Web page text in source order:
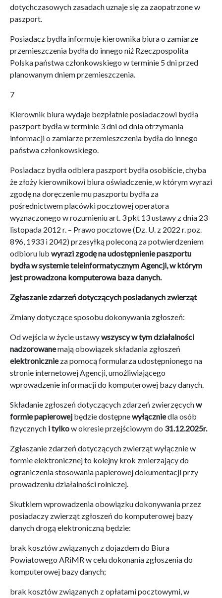
dotychczasowych zasadach uznaje się za zaopatrzone w
paszport.
Posiadacz bydła informuje kierownika biura o zamiarze
przemieszczenia bydła do innego niż Rzeczpospolita
Polska państwa członkowskiego w terminie 5 dni przed
planowanym dniem przemieszczenia.
7
Kierownik biura wydaje bezpłatnie posiadaczowi bydła
paszport bydła w terminie 3 dni od dnia otrzymania
informacji o zamiarze przemieszczenia bydła do innego
państwa członkowskiego.
Posiadacz bydła odbiera paszport bydła osobiście, chyba
że złoży kierownikowi biura oświadczenie, w którym wyrazi
zgodę na doręczenie mu paszportu bydła za
pośrednictwem placówki pocztowej operatora
wyznaczonego w rozumieniu art. 3 pkt 13 ustawy z dnia 23
listopada 2012 r. – Prawo pocztowe (Dz. U. z 2022 r. poz.
896, 1933 i 2042) przesyłką poleconą za potwierdzeniem
odbioru lub wyrazi zgodę na udostępnienie paszportu
bydła w systemie teleinformatycznym Agencji, w którym
jest prowadzona komputerowa baza danych.
Zgłaszanie zdarzeń dotyczących posiadanych zwierząt
Zmiany dotyczące sposobu dokonywania zgłoszeń:
Od wejścia w życie ustawywszyscy w tym działalności
nadzorowanemają obowiązek składania zgłoszeń
elektronicznieza pomocą formularza udostępnionego na
stronie internetowej Agencji, umożliwiającego
wprowadzenie informacji do komputerowej bazy danych.
Składanie zgłoszeń dotyczących zdarzeń zwierzęcychw
formie papierowej będzie dostępnewyłączniedla osób
fizycznych i tylkow okresie przejściowym do 31.12.2025r.
Zgłaszanie zdarzeń dotyczących zwierząt wyłącznie w
formie elektronicznej to kolejny krok zmierzający do
ograniczenia stosowania papierowej dokumentacji przy
prowadzeniu działalności rolniczej.
Skutkiem wprowadzenia obowiązku dokonywania przez
posiadaczy zwierząt zgłoszeń do komputerowej bazy
danych drogą elektroniczną będzie:
brak kosztów związanych z dojazdem do Biura
Powiatowego ARiMR w celu dokonania zgłoszenia do
komputerowej bazy danych;
brak kosztów związanych z opłatami pocztowymi, w